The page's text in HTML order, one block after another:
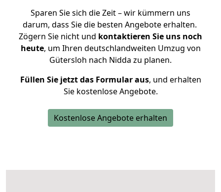
Sparen Sie sich die Zeit – wir kümmern uns
darum, dass Sie die besten Angebote erhalten.
Zögern Sie nicht und kontaktieren Sie uns noch
heute, um Ihren deutschlandweiten Umzug von
Gütersloh nach Nidda zu planen.
Füllen Sie jetzt das Formular aus, und erhalten
Sie kostenlose Angebote.
Kostenlose Angebote erhalten